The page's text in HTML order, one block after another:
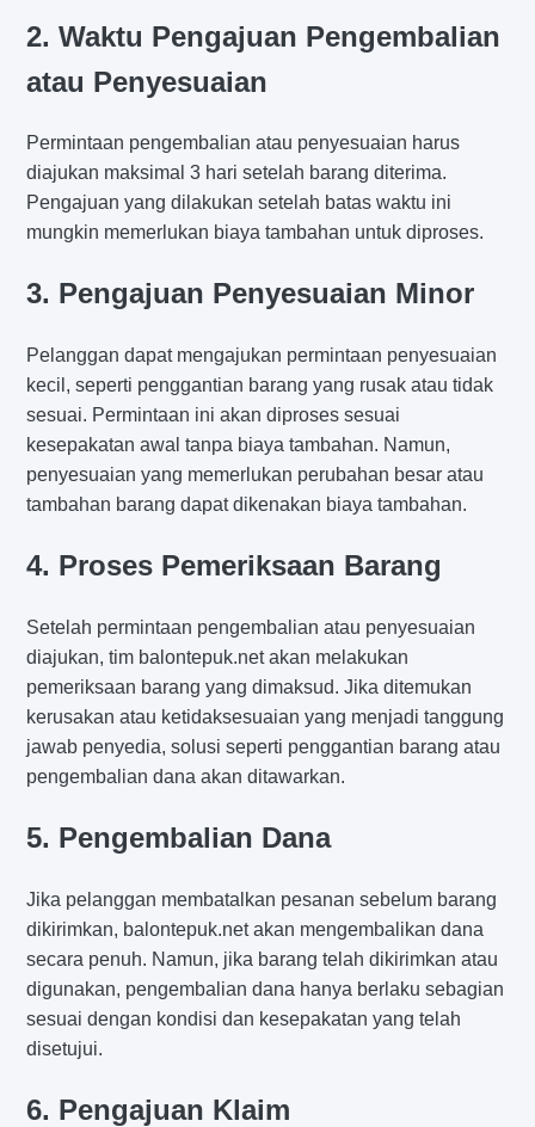
2. Waktu Pengajuan Pengembalian
atau Penyesuaian
Permintaan pengembalian atau penyesuaian harus
diajukan maksimal 3 hari setelah barang diterima.
Pengajuan yang dilakukan setelah batas waktu ini
mungkin memerlukan biaya tambahan untuk diproses.
3. Pengajuan Penyesuaian Minor
Pelanggan dapat mengajukan permintaan penyesuaian
kecil, seperti penggantian barang yang rusak atau tidak
sesuai. Permintaan ini akan diproses sesuai
kesepakatan awal tanpa biaya tambahan. Namun,
penyesuaian yang memerlukan perubahan besar atau
tambahan barang dapat dikenakan biaya tambahan.
4. Proses Pemeriksaan Barang
Setelah permintaan pengembalian atau penyesuaian
diajukan, tim balontepuk.net akan melakukan
pemeriksaan barang yang dimaksud. Jika ditemukan
kerusakan atau ketidaksesuaian yang menjadi tanggung
jawab penyedia, solusi seperti penggantian barang atau
pengembalian dana akan ditawarkan.
5. Pengembalian Dana
Jika pelanggan membatalkan pesanan sebelum barang
dikirimkan, balontepuk.net akan mengembalikan dana
secara penuh. Namun, jika barang telah dikirimkan atau
digunakan, pengembalian dana hanya berlaku sebagian
sesuai dengan kondisi dan kesepakatan yang telah
disetujui.
6. Pengajuan Klaim